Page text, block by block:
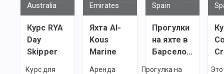
Australia
Курс RYA
Day
Skipper
Курс для
Emirates
Яхта Al-
Kous
Marine
Аренда
Spain
Прогулки
на яхте в
Барселоне
Прогулка на